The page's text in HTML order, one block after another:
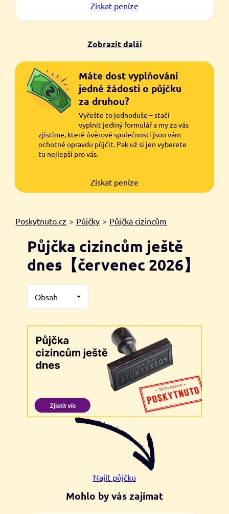
Získat peníze
Zobrazit další
Máte dost vyplňování
jedné žádosti o půjčku
za druhou?
Vyřešte to jednoduše – stačí
vyplnit jediný formulář a my za vás
zjistíme, které úvěrové společnosti jsou vám
ochotné opravdu půjčit. Pak už si jen vyberete
tu nejlepší pro vás.
Získat peníze
Poskytnuto.cz > Půjčky > Půjčka cizincům
Půjčka cizincům ještě
dnes【červenec 2026】
Obsah
Najít půjčku
Mohlo by vás zajímat